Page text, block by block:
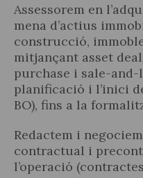
Assessorem en
mena d’actius
construcció,
mitjançant asset
purchase i sale-and-
planificació i l’inici
BO), fins a la
Redactem i
contractual i
l’operació